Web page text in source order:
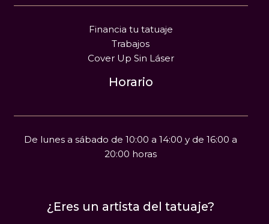
Financia tu tatuaje
Trabajos
Cover Up Sin Láser
Horario
De lunes a sábado de 10:00 a 14:00 y de 16:00 a
20:00 horas
¿Eres un artista del tatuaje?